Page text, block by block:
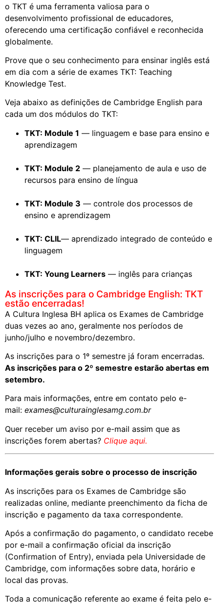
o TKT é uma ferramenta valiosa para o
desenvolvimento profissional de educadores,
oferecendo uma certificação confiável e reconhecida
globalmente.
Prove que o seu conhecimento para ensinar inglês está
em dia com a série de exames TKT: Teaching
Knowledge Test.
Veja abaixo as definições de Cambridge English para
cada um dos módulos do TKT:
TKT: Module 1 — linguagem e base para ensino e
aprendizagem
TKT: Module 2 — planejamento de aula e uso de
recursos para ensino de língua
TKT: Module 3 — controle dos processos de
ensino e aprendizagem
TKT: CLIL— aprendizado integrado de conteúdo e
linguagem
TKT: Young Learners — inglês para crianças
As inscrições para o Cambridge English: TKT
estão encerradas!
A Cultura Inglesa BH aplica os Exames de Cambridge
duas vezes ao ano, geralmente nos períodos de
junho/julho e novembro/dezembro.
As inscrições para o 1º semestre já foram encerradas.
As inscrições para o 2º semestre estarão abertas em
setembro.
Para mais informações, entre em contato pelo e-
mail: exames@culturainglesamg.com.br
Quer receber um aviso por e-mail assim que as
inscrições forem abertas? Clique aqui.
Informações gerais sobre o processo de inscrição
As inscrições para os Exames de Cambridge são
realizadas online, mediante preenchimento da ficha de
inscrição e pagamento da taxa correspondente.
Após a confirmação do pagamento, o candidato recebe
por e-mail a confirmação oficial da inscrição
(Confirmation of Entry), enviada pela Universidade de
Cambridge, com informações sobre data, horário e
local das provas.
Toda a comunicação referente ao exame é feita pelo e-